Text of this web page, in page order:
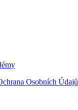
Osobních Údajů